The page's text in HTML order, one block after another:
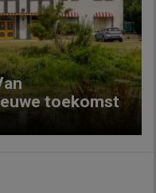
toekomst
Next